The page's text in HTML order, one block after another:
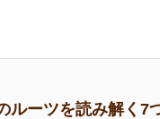
ルーツを読み解く7